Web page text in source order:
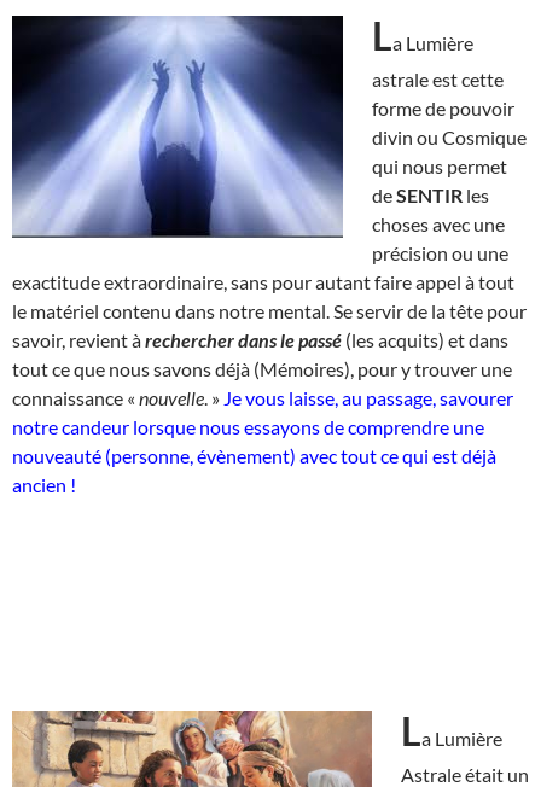
La Lumière
astrale est cette
forme de pouvoir
divin ou Cosmique
qui nous permet
deSENTIR les
choses avec une
précision ou une
exactitude extraordinaire, sans pour autant faire appel à tout
le matériel contenu dans notre mental. Se servir de la tête pour
savoir, revient àrechercher dans le passé (les acquits) et dans
tout ce que nous savons déjà (Mémoires), pour y trouver une
connaissance « nouvelle . » Je vous laisse, au passage, savourer
notre candeur lorsque nous essayons de comprendre une
nouveauté (personne, évènement) avec tout ce qui est déjà
ancien !
La Lumière
Astrale était un